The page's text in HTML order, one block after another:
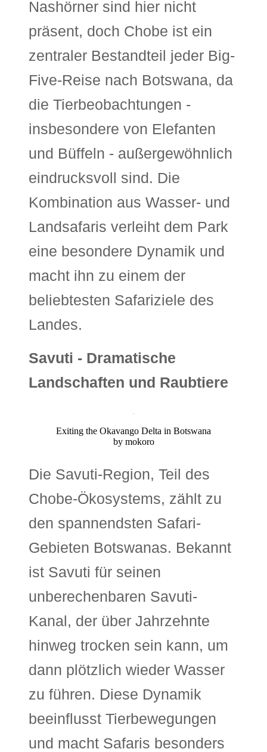
Nashörner sind hier nicht
präsent, doch Chobe ist ein
zentraler Bestandteil jeder Big-
Five-Reise nach Botswana, da
die Tierbeobachtungen -
insbesondere von Elefanten
und Büffeln - außergewöhnlich
eindrucksvoll sind. Die
Kombination aus Wasser- und
Landsafaris verleiht dem Park
eine besondere Dynamik und
macht ihn zu einem der
beliebtesten Safarizie­le des
Landes.
Savuti - Dramatische
Landschaften und Raubtiere
Exiting the Okavango Delta in Botswana
by mokoro
Die Savuti-Region, Teil des
Chobe-Ökosystems, zählt zu
den spannendsten Safari-
Gebieten Botswanas. Bekannt
ist Savuti für seinen
unberechenbaren Savuti-
Kanal, der über Jahrzehnte
hinweg trocken sein kann, um
dann plötzlich wieder Wasser
zu führen. Diese Dynamik
beeinflusst Tierbewegungen
und macht Safaris besonders